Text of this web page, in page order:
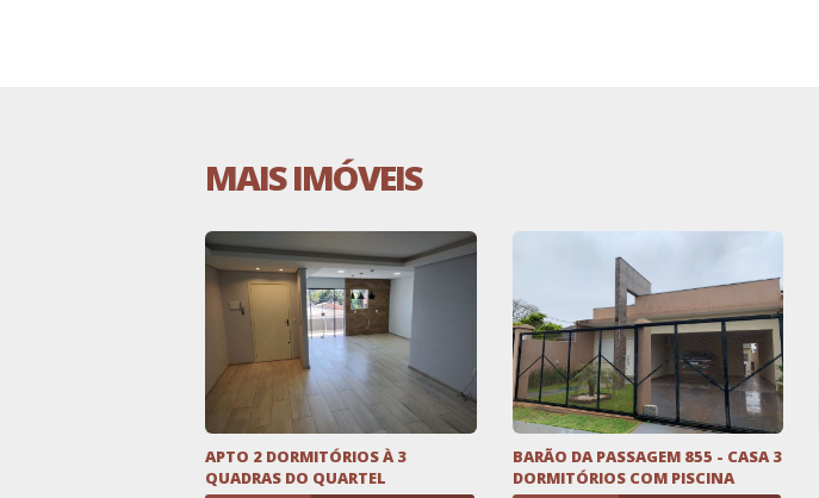
MAIS IMÓVEIS
APTO 2 DORMITÓRIOS À 3
QUADRAS DO QUARTEL
BARÃO DA PASSAGEM 855 - CASA 3
DORMITÓRIOS COM PISCINA